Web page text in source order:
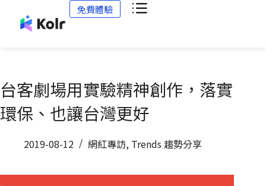
免費體驗
台客劇場用實驗精神創作，落實
環保、也讓台灣更好
2019-08-12 網紅專訪, Trends 趨勢分享